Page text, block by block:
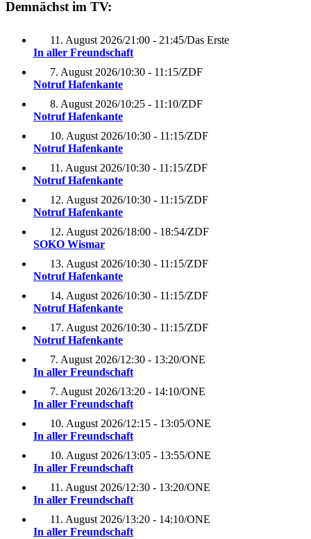
Demnächst im TV:
11. August 2026/21:00 - 21:45/Das Erste
In aller Freundschaft
7. August 2026/10:30 - 11:15/ZDF
Notruf Hafenkante
8. August 2026/10:25 - 11:10/ZDF
Notruf Hafenkante
10. August 2026/10:30 - 11:15/ZDF
Notruf Hafenkante
11. August 2026/10:30 - 11:15/ZDF
Notruf Hafenkante
12. August 2026/10:30 - 11:15/ZDF
Notruf Hafenkante
12. August 2026/18:00 - 18:54/ZDF
SOKO Wismar
13. August 2026/10:30 - 11:15/ZDF
Notruf Hafenkante
14. August 2026/10:30 - 11:15/ZDF
Notruf Hafenkante
17. August 2026/10:30 - 11:15/ZDF
Notruf Hafenkante
7. August 2026/12:30 - 13:20/ONE
In aller Freundschaft
7. August 2026/13:20 - 14:10/ONE
In aller Freundschaft
10. August 2026/12:15 - 13:05/ONE
In aller Freundschaft
10. August 2026/13:05 - 13:55/ONE
In aller Freundschaft
11. August 2026/12:30 - 13:20/ONE
In aller Freundschaft
11. August 2026/13:20 - 14:10/ONE
In aller Freundschaft